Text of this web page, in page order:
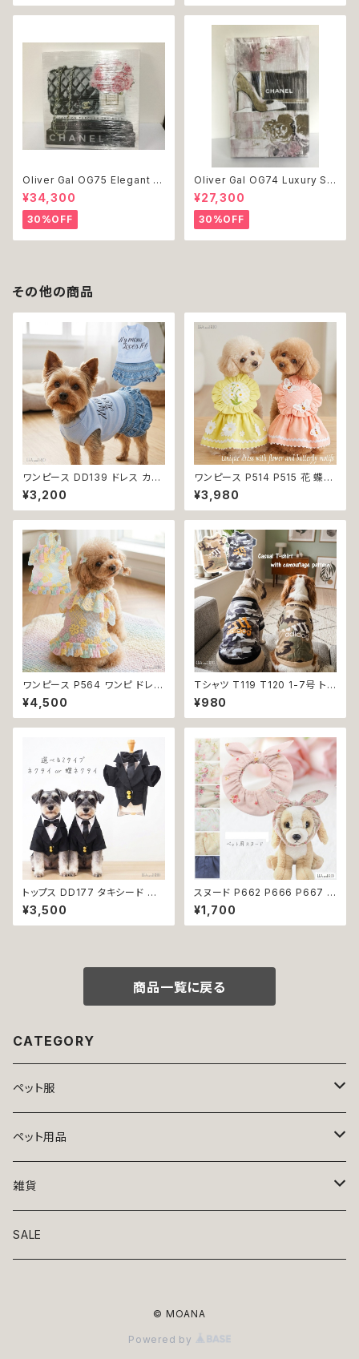
Oliver Gal OG75 Elegant E
ssentials Paris 絵 アート イ
ンテリア お祝い 贈り物 プレゼ
ント 結婚 新築 開店 周年 バー
スデイ 誕生日 ご褒美
¥34,300
30%OFF
Oliver Gal OG74 Luxury St
acked Shoes Rose Giftbo
x 絵 アート インテリア お祝い
贈り物 プレゼント 結婚 新築 開
店 周年 バースデイ 誕生日 ご褒
美
¥27,300
30%OFF
その他の商品
ワンピース DD139 ドレス カジ
ュアル スカート ハンドメイド パ
ピー 小型犬 犬 猫 ペット 服 犬
服 犬の服 猫服 猫の服 ドッグウ
け 返品交換不可
¥3,200
ワンピース P514 P515 花 蝶
ハンドメイド ピンク イエローグ
リーン レース ドッグウェア 春夏
ドッグウエア ドッグ ウェア 犬 猫
の洋服 猫の洋服 春 夏 洋服 女
の子 小型 おしゃれ かわいい 送
料無料 返品交換不可
¥3,980
ワンピース P564 ワンピ ドレス
ハンドメイド 花 透け感 スカート
トップス 裏地付き パピー 小型
犬 犬 猫 ペット 服 犬服 猫服 犬
れ かわいい お出かけ 返品交換
不可
¥4,500
Ｔシャツ T119 T120 1-7号 トッ
プス 小型犬用 スポーティー カ
ジュアル 骨 ボーン グレー ベー
ジュ カモフラ 迷彩柄 ドックウェ
ト 服 犬服 猫服 オシャレ 小型犬
返品交換不可
¥980
トップス DD177 タキシード ス
ーツ フォーマル 蝶ネクタイ ネク
タイ リボン 犬 猫 ペット 服 犬の
服 猫の服 犬服 猫服 ドッグウェ
¥3,500
スヌード P662 P666 P667 P
670 P673 P674 P765 カチ
ューシャ 花柄 小花柄 バラ 薔薇
無地 濡れ防止 汚れ防止 ドッグ
い 小型犬 返品交換不可
¥1,700
商品一覧に戻る
CATEGORY
ペット服
トップス
ニット
アロハ
ボトムス
ワンピース
ペット用品
ベッド
リード・首輪
雑貨
アート
SALE
© MOANA
Powered by